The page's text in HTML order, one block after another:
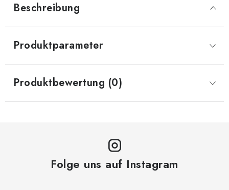
Beschreibung
Produktparameter
Produktbewertung (0)
Folge uns auf Instagram